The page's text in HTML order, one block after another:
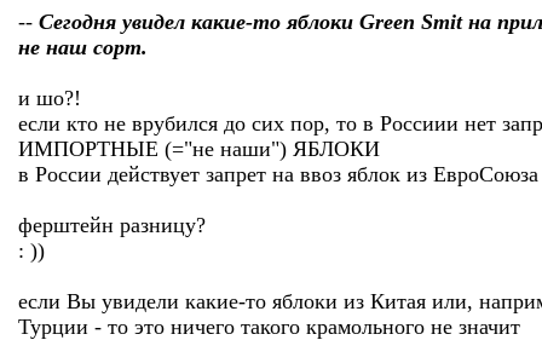
-- Сегодня увидел какие-то яблоки Green Smit на
не наш сорт.
и шо?!
если кто не врубился до сих пор, то в Россиии нет
ИМПОРТНЫЕ (="не наши") ЯБЛОКИ
в России действует запрет на ввоз яблок из ЕвроСоюза
ферштейн разницу?
: ))
если Вы увидели какие-то яблоки из Китая или,
Турции - то это ничего такого крамольного не значит